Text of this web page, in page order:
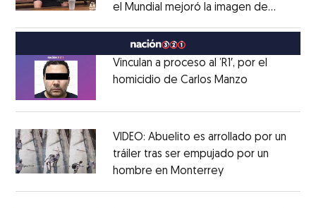
el Mundial mejoró la imagen de
MéxicoOpens in new window
Vinculan a proceso al ’R1′, por el
homicidio de Carlos Manzo
VIDEO: Abuelito es arrollado por un
tráiler tras ser empujado por un
hombre en MonterreyOpens in new